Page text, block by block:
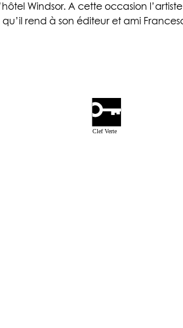
Windsor. A cette occasion
rend à son éditeur et ami
Clef Verte